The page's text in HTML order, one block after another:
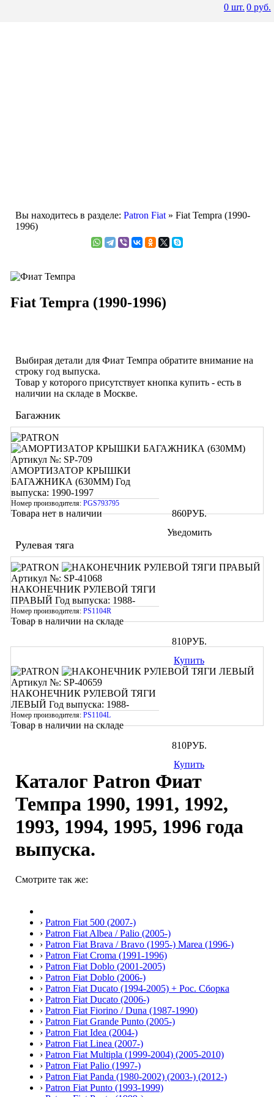
Вы находитесь в разделе: Patron Fiat» Fiat Tempra (1990-
1996)
Fiat Tempra (1990-1996)
Выбирая детали для Фиат Темпра обратите внимание на
строку год выпуска.
Товар у которого присутствует кнопка купить - есть в
наличии на складе в Москве.
Багажник
Артикул №: SP-709
АМОРТИЗАТОР КРЫШКИ
БАГАЖНИКА (630ММ) Год
выпуска: 1990-1997
Номер производителя: PGS793795
Товара нет в наличии 860РУБ.
Уведомить
Рулевая тяга
Артикул №: SP-41068
НАКОНЕЧНИК РУЛЕВОЙ ТЯГИ
ПРАВЫЙ Год выпуска: 1988-
Номер производителя: PS1104R
Товар в наличии на складе
810РУБ.
Купить
Артикул №: SP-40659
НАКОНЕЧНИК РУЛЕВОЙ ТЯГИ
ЛЕВЫЙ Год выпуска: 1988-
Номер производителя: PS1104L
Товар в наличии на складе
810РУБ.
Купить
Каталог Patron Фиат
Темпра 1990, 1991, 1992,
1993, 1994, 1995, 1996 года
выпуска.
Смотрите так же:
› Patron Fiat 500 (2007-)
› Patron Fiat Albea / Palio (2005-)
› Patron Fiat Brava / Bravo (1995-) Marea (1996-)
› Patron Fiat Croma (1991-1996)
› Patron Fiat Doblo (2001-2005)
› Patron Fiat Doblo (2006-)
› Patron Fiat Ducato (1994-2005) + Рос. Сборка
› Patron Fiat Ducato (2006-)
› Patron Fiat Fiorino / Duna (1987-1990)
› Patron Fiat Grande Punto (2005-)
› Patron Fiat Idea (2004-)
› Patron Fiat Linea (2007-)
› Patron Fiat Multipla (1999-2004) (2005-2010)
› Patron Fiat Palio (1997-)
› Patron Fiat Panda (1980-2002) (2003-) (2012-)
› Patron Fiat Punto (1993-1999)
0 шт. 0 руб.